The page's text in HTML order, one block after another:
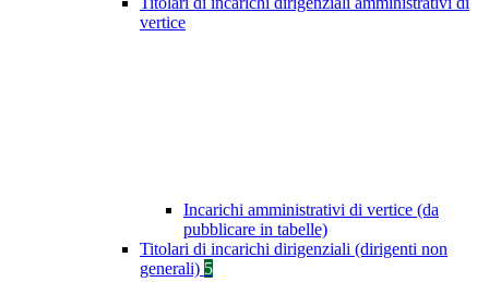
vertice
Incarichi amministrativi di vertice (da
pubblicare in tabelle)
Titolari di incarichi dirigenziali (dirigenti non
generali) 5